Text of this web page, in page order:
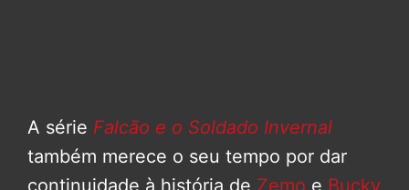
A série Falcão e o Soldado Invernal
também merece o seu tempo por dar
continuidade à história de Zemo e Bucky